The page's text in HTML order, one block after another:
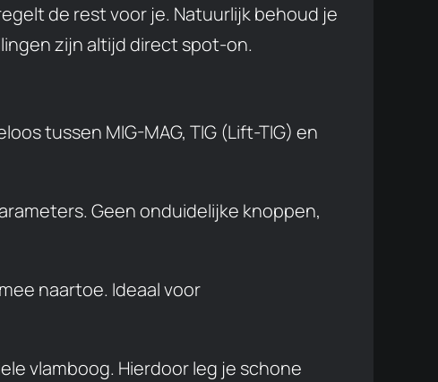
de rest voor je. Natuurlijk behoud je
zijn altijd direct spot-on.
tussen MIG-MAG, TIG (Lift-TIG) en
Geen onduidelijke knoppen,
naartoe. Ideaal voor
vlamboog. Hierdoor leg je schone